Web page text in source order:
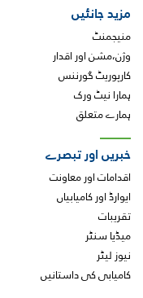
مزید جانئیں
منیجمنٹ
وژن،مشن اور اقدار
کارپوریٹ گورننس
ہمارا نیٹ ورک
ہمارے متعلق
خبریں اور تبصرے
اقدامات اور معاونت
ایوارڈ اور کامیابیاں
تقریبات
میڈیا سنٹر
نیوز لیٹر
کامیابی کی داستانیں